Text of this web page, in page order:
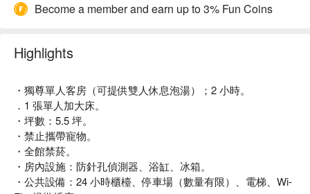
Become a member and earn up to 3% Fun Coins
Highlights
・獨尊單人客房（可提供雙人休息泡湯）；2 小時。
．1 張單人加大床。
・坪數：5.5 坪。
・禁止攜帶寵物。
・全館禁菸。
・房內設施：防針孔偵測器、浴缸、冰箱。
・公共設備：24 小時櫃檯、停車場（數量有限）、電梯、Wi-